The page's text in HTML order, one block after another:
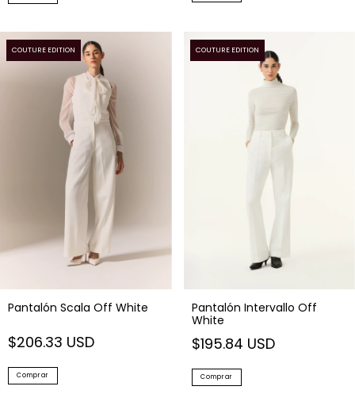
COUTURE EDITION
Pantalón Scala Off White
$206.33 USD
Comprar
COUTURE EDITION
Pantalón Intervallo Off
White
$195.84 USD
Comprar